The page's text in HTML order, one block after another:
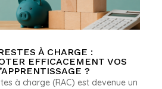
À CHARGE :
EFFICACEMENT VOS
?
à charge (RAC) est devenue un